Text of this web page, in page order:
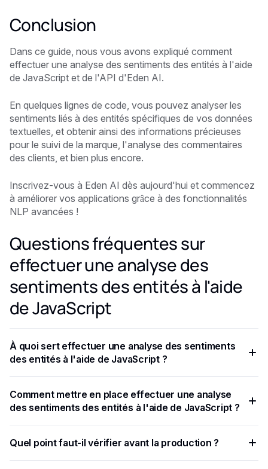
Conclusion
Dans ce guide, nous vous avons expliqué comment
effectuer une analyse des sentiments des entités à l'aide
de JavaScript et de l'API d'Eden AI.
En quelques lignes de code, vous pouvez analyser les
sentiments liés à des entités spécifiques de vos données
textuelles, et obtenir ainsi des informations précieuses
pour le suivi de la marque, l'analyse des commentaires
des clients, et bien plus encore.
Inscrivez-vous à Eden AI dès aujourd'hui et commencez
à améliorer vos applications grâce à des fonctionnalités
NLP avancées !
Questions fréquentes sur
effectuer une analyse des
sentiments des entités à l'aide
de JavaScript
À quoi sert effectuer une analyse des sentiments
des entités à l'aide de JavaScript ?
traitement du langage naturel (NLP) qui identifie des entités
(telles que des personnes, des marques, des lieux ou des
produits) dans un texte et détermine le sentiment associé à
chaque entité.
Comment mettre en place effectuer une analyse
des sentiments des entités à l'aide de JavaScript ?
comment effectuer une analyse des sentiments des entités
à l'aide de JavaScript et de l'API Eden AI.
Quel point faut-il vérifier avant la production ?